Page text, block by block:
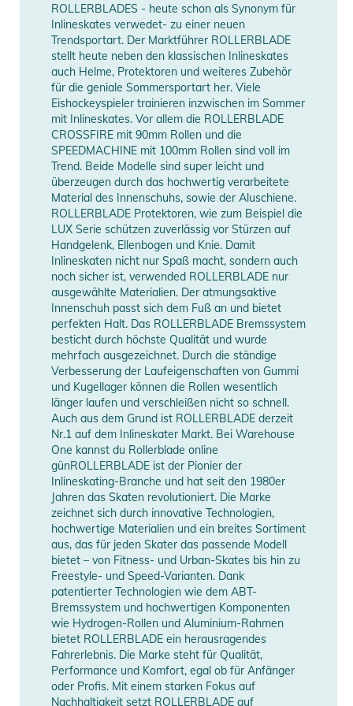
- SCHIENE: Twinblade Alu (max. 100mm) 274mm/10.8"
- ROLLEN: Supreme 100mm/85A
- KUGELLAGER: SG9
- BREMSE: Standard, vormontiert am Skate
Produktinformationen und
Sicherheitshinweise
Gebrauchsanweisungen, Sicherheitshinweise und Warnungen
finden Sie direkt am Produkt.
ROLLERBLADES - heute schon als Synonym für
Inlineskates verwedet- zu einer neuen
Trendsportart. Der Marktführer ROLLERBLADE
stellt heute neben den klassischen Inlineskates
auch Helme, Protektoren und weiteres Zubehör
für die geniale Sommersportart her. Viele
Eishockeyspieler trainieren inzwischen im Sommer
mit Inlineskates. Vor allem die ROLLERBLADE
CROSSFIRE mit 90mm Rollen und die
SPEEDMACHINE mit 100mm Rollen sind voll im
Trend. Beide Modelle sind super leicht und
überzeugen durch das hochwertig verarbeitete
Material des Innenschuhs, sowie der Aluschiene.
ROLLERBLADE Protektoren, wie zum Beispiel die
LUX Serie schützen zuverlässig vor Stürzen auf
Handgelenk, Ellenbogen und Knie. Damit
Inlineskaten nicht nur Spaß macht, sondern auch
noch sicher ist, verwended ROLLERBLADE nur
ausgewählte Materialien. Der atmungsaktive
Innenschuh passt sich dem Fuß an und bietet
perfekten Halt. Das ROLLERBLADE Bremssystem
besticht durch höchste Qualität und wurde
mehrfach ausgezeichnet. Durch die ständige
Verbesserung der Laufeigenschaften von Gummi
und Kugellager können die Rollen wesentlich
länger laufen und verschleißen nicht so schnell.
Auch aus dem Grund ist ROLLERBLADE derzeit
Nr.1 auf dem Inlineskater Markt. Bei Warehouse
One kannst du Rollerblade online
günROLLERBLADE ist der Pionier der
Inlineskating-Branche und hat seit den 1980er
Jahren das Skaten revolutioniert. Die Marke
zeichnet sich durch innovative Technologien,
hochwertige Materialien und ein breites Sortiment
aus, das für jeden Skater das passende Modell
bietet – von Fitness- und Urban-Skates bis hin zu
Freestyle- und Speed-Varianten. Dank
patentierter Technologien wie dem ABT-
Bremssystem und hochwertigen Komponenten
wie Hydrogen-Rollen und Aluminium-Rahmen
bietet ROLLERBLADE ein herausragendes
Fahrerlebnis. Die Marke steht für Qualität,
Performance und Komfort, egal ob für Anfänger
oder Profis. Mit einem starken Fokus auf
Nachhaltigkeit setzt ROLLERBLADE auf